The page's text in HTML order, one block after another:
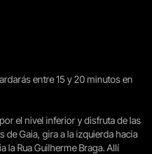
entre 15 y 20 minutos en
el nivel inferior y disfruta de las
de Gaia, gira a la izquierda hacia
la Rua Guilherme Braga. Allí